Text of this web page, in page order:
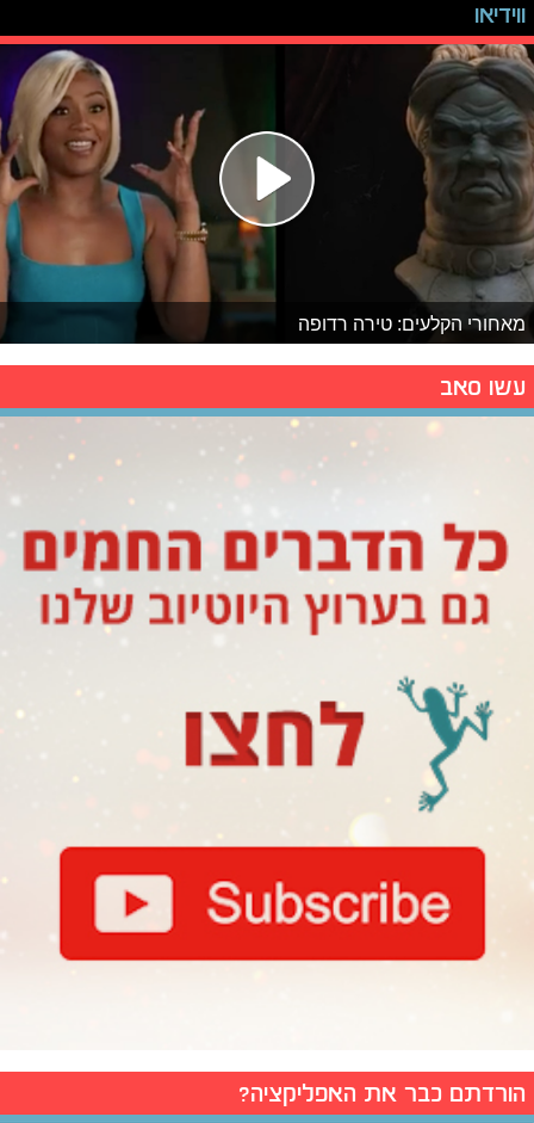
ווידיאו
מאחורי הקלעים: טירה רדופה
עשו סאב
הורדתם כבר את האפליקציה?